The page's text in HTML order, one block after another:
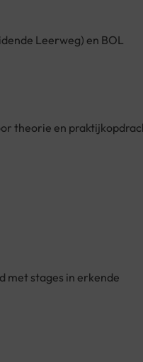
Leerweg) en BOL
theorie en
met stages in erkende